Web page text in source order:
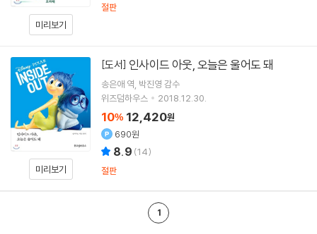
미리보기
절판
미리보기
[도서] 인사이드 아웃, 오늘은 울어도 돼
송은애 역 박진영 감수
위즈덤하우스
2018.12.30.
10% 12,420원
690원
8.9 (14)
절판
1